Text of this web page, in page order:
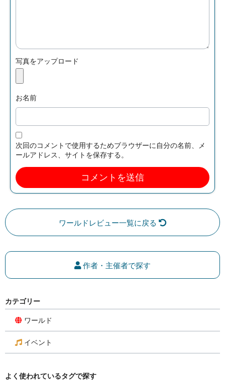
写真をアップロード
お名前
次回のコメントで使用するためブラウザーに自分の名前、メ
ールアドレス、サイトを保存する。
ワールドレビュー一覧に戻る
作者・主催者で探す
カテゴリー
ワールド
イベント
よく使われているタグで探す